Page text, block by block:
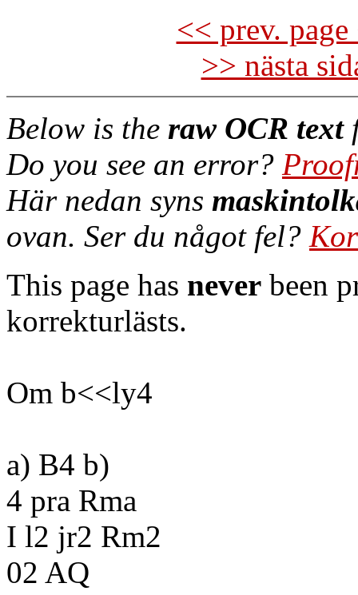
<< prev.
>> nästa
Below is the raw OCR text
Do you see an error?
Här nedan syns
ovan. Ser du något fel?
This page has never been
korrekturlästs.
Om b<<ly4
a) B4 b)
4 pra Rma
I l2 jr2 Rm2
02 AQ